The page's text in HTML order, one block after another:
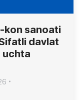
kon sanoati
davlat
uchta